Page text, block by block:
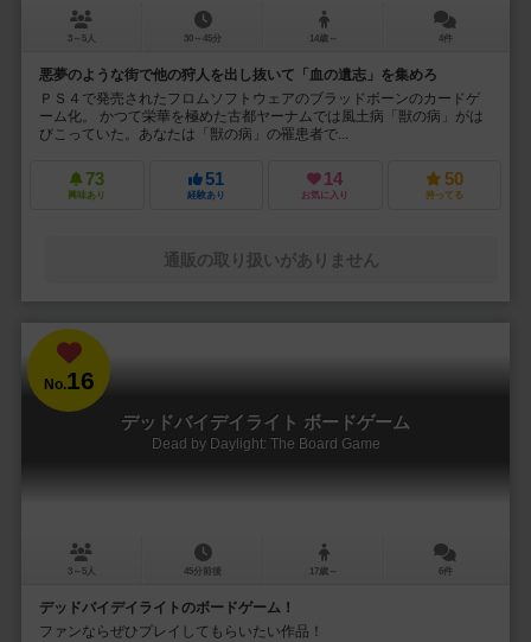
3～5人 30～45分 14歳～ 4件
悪夢のような街で他の狩人を出し抜いて「血の遺志」を集めろ
ＰＳ４で発売されたフロムソフトウェアのブラッドボーンのカードゲ
ーム化。 かつて栄華を極めた古都ヤーナムでは風土病「獣の病」がは
びこっていた。あなたは「獣の病」の罹患者で...
73
興味あり
51
経験あり
14
お気に入り
50
持ってる
通販の取り扱いがありません
No.16
デッドバイデイライト ボードゲーム
Dead by Daylight: The Board Game
3～5人 45分前後 17歳～ 6件
デッドバイデイライトのボードゲーム！
ファンならぜひプレイしてもらいたい作品！